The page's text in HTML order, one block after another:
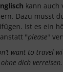
kann auch
Dazu musst
Ist es ein
"please"
want to travel
dich verreisen.